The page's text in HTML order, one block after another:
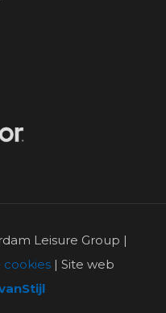
Leisure Group |
cookies | Site web